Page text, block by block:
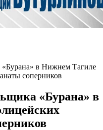
«Бурана» в Нижнем Тагиле
соперников
«Бурана» в